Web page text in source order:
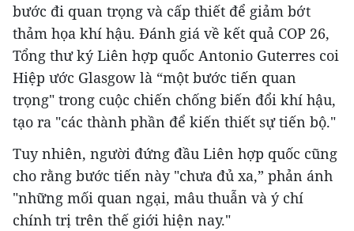
bước đi quan trọng và cấp thiết để giảm bớt
thảm họa khí hậu. Đánh giá về kết quả COP 26,
Tổng thư ký Liên hợp quốc Antonio Guterres coi
Hiệp ước Glasgow là “một bước tiến quan
trọng" trong cuộc chiến chống biến đổi khí hậu,
tạo ra "các thành phần để kiến thiết sự tiến bộ."
Tuy nhiên, người đứng đầu Liên hợp quốc cũng
cho rằng bước tiến này "chưa đủ xa,” phản ánh
"những mối quan ngại, mâu thuẫn và ý chí
chính trị trên thế giới hiện nay."